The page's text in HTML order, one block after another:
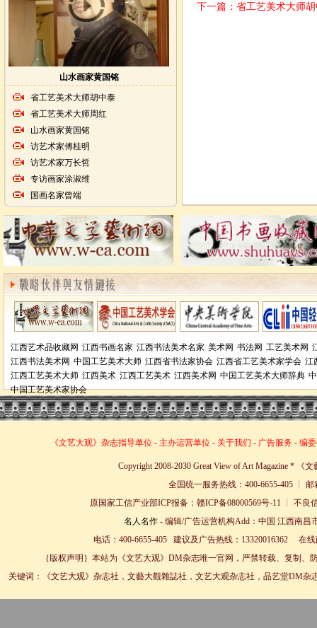
山水画家黄国铭
省工艺美术大师胡中泰
省工艺美术大师周红
山水画家黄国铭
访艺术家傅桂明
访艺术家万长哲
专访画家涂淑维
国画名家曾端
下一篇： 省工艺美术大师
江西艺术品收藏网 江西书画名家 江西书法美术名家 美术网 书法网 工艺美术网
江西书法美术网 中国工艺美术大师 江西省书法家协会 江西省工艺美术家学会 江
江西工艺美术大师 江西美术 江西工艺美术 江西美术网 中国工艺美术大师辞典
中国工艺美术家协会
《文艺大观》杂志指导单位 - 主办运营单位 - 关于我们 - 广告服务 - 编
Copyright 2008-2030 Great View of Art Magazine * 《
全国统一服务热线：400-6655-405 ┊ 邮
原国家工信产业部ICP报备：赣ICP备08000569号-11 ┊ 不
名人名作- 编辑/广告运营机构Add：中国 江西南昌
电话：400-6655-405 建议及广告热线：13320016362 在
｛版权声明｝本站为《文艺大观》DM杂志唯一官网，严禁转载、复制
关键词：《文艺大观》杂志社，文藝大觀雜誌社，文艺大观杂志社，品艺堂DM